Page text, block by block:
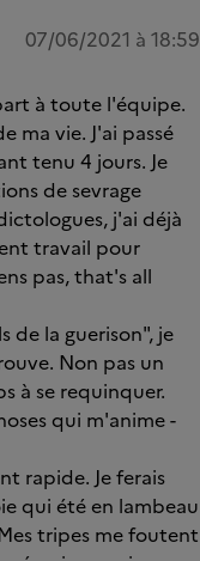
07/06/2021 à 18:59
à toute l'équipe.
ma vie. J'ai passé
tenu 4 jours. Je
de sevrage
j'ai déjà
travail pour
pas, that's all
de la guerison", je
Non pas un
à se requinquer.
qui m'anime -
rapide. Je ferais
qui été en lambeau
tripes me foutent